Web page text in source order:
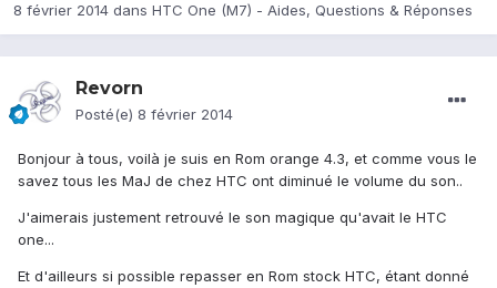
8 février 2014 dans HTC One (M7) - Aides, Questions & Réponses
Revorn
Posté(e) 8 février 2014
Bonjour à tous, voilà je suis en Rom orange 4.3, et comme vous le
savez tous les MaJ de chez HTC ont diminué le volume du son..
J'aimerais justement retrouvé le son magique qu'avait le HTC
one...
Et d'ailleurs si possible repasser en Rom stock HTC, étant donné